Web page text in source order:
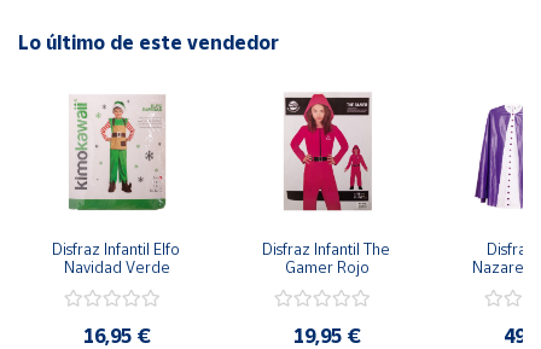
Lo último de este vendedor
Disfraz Infantil Elfo
Navidad Verde
16,95 €
Disfraz Infantil The
Gamer Rojo
19,95 €
Disfraz